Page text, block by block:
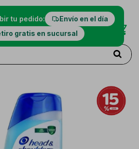
tu pedido:
Envío en el día
gratis en sucursal